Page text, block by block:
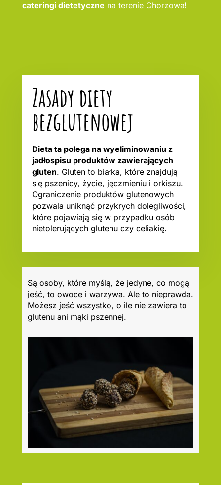
cateringi dietetyczne na terenie Chorzowa!
Zasady diety
bezglutenowej
Dieta ta polega na wyeliminowaniu z
jadłospisu produktów zawierających
gluten. Gluten to białka, które znajdują
się pszenicy, życie, jęczmieniu i orkiszu.
Ograniczenie produktów glutenowych
pozwala uniknąć przykrych dolegliwości,
które pojawiają się w przypadku osób
nietolerujących glutenu czy celiakię.
Są osoby, które myślą, że jedyne, co mogą
jeść, to owoce i warzywa. Ale to nieprawda.
Możesz jeść wszystko, o ile nie zawiera to
glutenu ani mąki pszennej.